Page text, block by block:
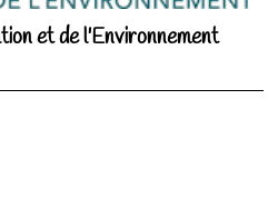
et de l'Environnement